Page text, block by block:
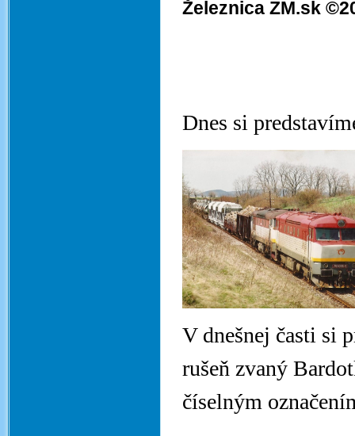
Železnica ZM.sk
Dnes si
V dnešnej časti si
rušeň zvaný
číselným